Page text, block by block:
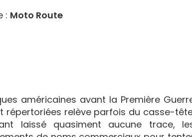
: Moto Route
américaines avant la Première
répertoriées relève parfois du casse-
laissé quasiment aucune trace,